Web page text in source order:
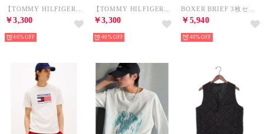
￥3,300
40%
￥3,300
40%
￥5,940
40%